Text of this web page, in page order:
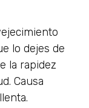
lo dejes de
la rapidez
Causa